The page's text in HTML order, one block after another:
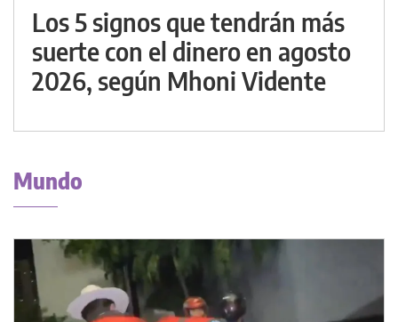
Los 5 signos que tendrán más
suerte con el dinero en agosto
2026, según Mhoni Vidente
Mundo